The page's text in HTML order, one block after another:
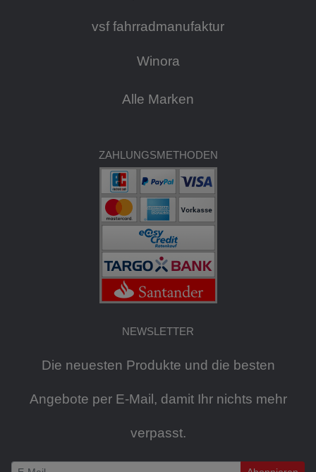
vsf fahrradmanufaktur
Winora
Alle Marken
ZAHLUNGSMETHODEN
NEWSLETTER
Die neuesten Produkte und die besten
Angebote per E-Mail, damit Ihr nichts mehr
verpasst.